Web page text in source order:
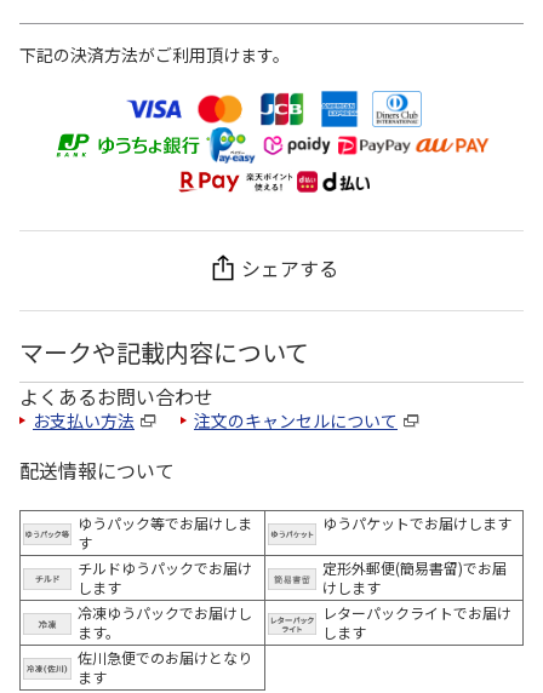
下記の決済方法がご利用頂けます。
シェアする
マークや記載内容について
よくあるお問い合わせ
お支払い方法 注文のキャンセルについて
配送情報について
ゆうパック等でお届けしま
す
ゆうパケットでお届けします
チルドゆうパックでお届け
します
定形外郵便(簡易書留)でお届
けします
冷凍ゆうパックでお届けし
ます。
レターパックライトでお届け
します
佐川急便でのお届けとなり
ます